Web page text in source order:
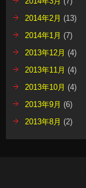
2014年2月 (13)
2014年1月 (7)
2013年12月 (4)
2013年11月 (4)
2013年10月 (4)
2013年9月 (6)
2013年8月 (2)